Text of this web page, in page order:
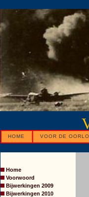
HOME VOOR DE
Home
Voorwoord
Bijwerkingen 2009
Bijwerkingen 2010